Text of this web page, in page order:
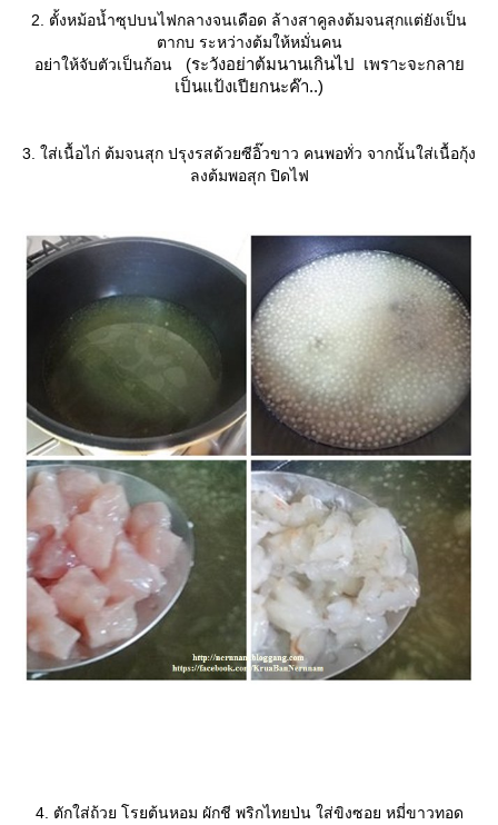
2. ตั้งหม้อน้ำซุปบนไฟกลางจนเดือด ล้างสาคูลงต้มจนสุกแต่ยังเป็น
ตากบ ระหว่างต้มให้หมั่นคน
อย่าให้จับตัวเป็นก้อน (ระวังอย่าต้มนานเกินไป เพราะจะกลา
เป็นแป้งเปียกนะค๊า..)
3. ใส่เนื้อไก่ ต้มจนสุก ปรุงรสด้วยซีอิ๊วขาว คนพอทั่ว จากนั้นใส่เนื้อกุ้ง
ลงต้มพอสุก ปิดไฟ
4. ตักใส่ถ้วย โรยต้นหอม ผักชี พริกไทยป่น ใส่ขิงซอย หมี่ขาวทอด